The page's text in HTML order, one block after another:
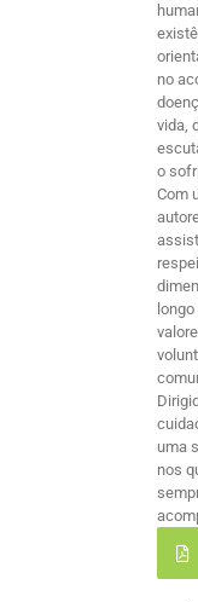
no
vida,
o
Com
uma
nos